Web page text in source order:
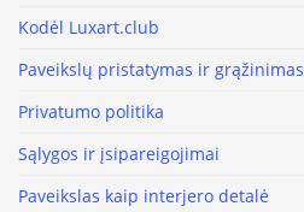
Kodėl Luxart.club
Paveikslų pristatymas ir grąžinimas
Privatumo politika
Sąlygos ir įsipareigojimai
Paveikslas kaip interjero detalė